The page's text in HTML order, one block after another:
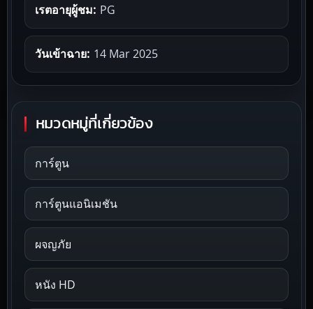
เรตอายุผู้ชม: PG
วันเข้าฉาย: 14 Mar 2025
หมวดหมู่ที่เกี่ยวข้อง
การ์ตูน
การ์ตูนแอนิเมชัน
ผจญภัย
หนัง HD